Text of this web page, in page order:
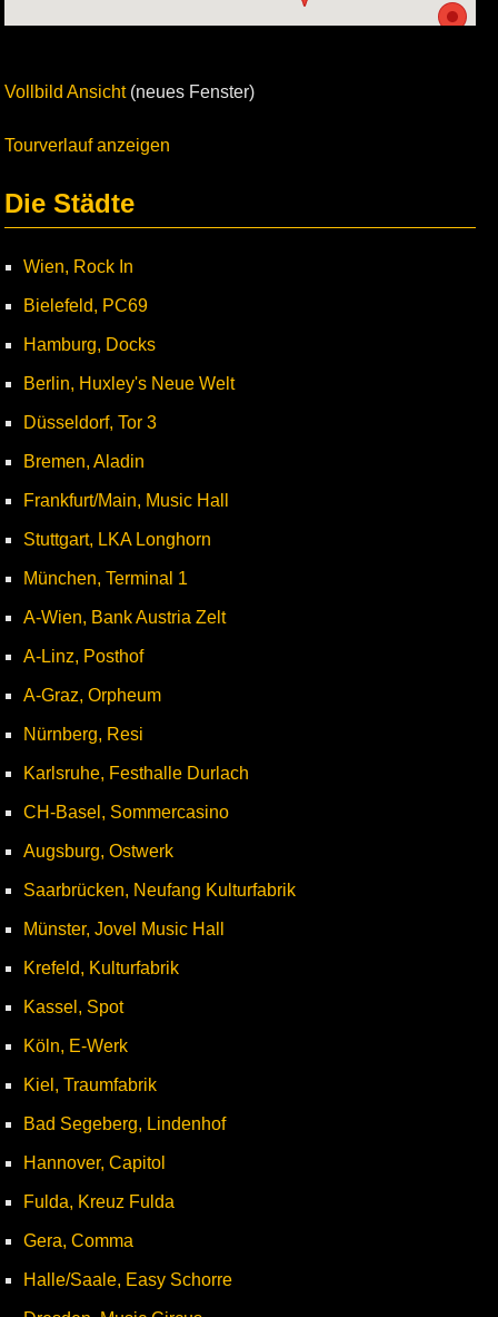
Vollbild Ansicht(neues Fenster)
Tourverlauf anzeigen
Die Städte
Wien, Rock In
Bielefeld, PC69
Hamburg, Docks
Berlin, Huxley's Neue Welt
Düsseldorf, Tor 3
Bremen, Aladin
Frankfurt/Main, Music Hall
Stuttgart, LKA Longhorn
München, Terminal 1
A-Wien, Bank Austria Zelt
A-Linz, Posthof
A-Graz, Orpheum
Nürnberg, Resi
Karlsruhe, Festhalle Durlach
CH-Basel, Sommercasino
Augsburg, Ostwerk
Saarbrücken, Neufang Kulturfabrik
Münster, Jovel Music Hall
Krefeld, Kulturfabrik
Kassel, Spot
Köln, E-Werk
Kiel, Traumfabrik
Bad Segeberg, Lindenhof
Hannover, Capitol
Fulda, Kreuz Fulda
Gera, Comma
Halle/Saale, Easy Schorre